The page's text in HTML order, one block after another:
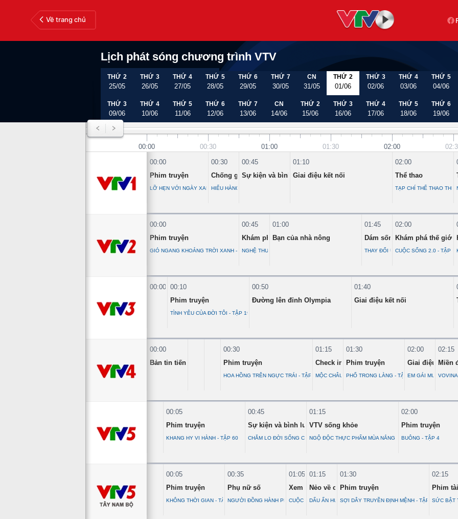
Về trang chủ
Lịch phát sóng chương trình VTV
THỨ 2
25/05
THỨ 3
26/05
THỨ 4
27/05
THỨ 5
28/05
THỨ 6
29/05
THỨ 7
30/05
CN
31/05
THỨ 2
01/06
THỨ 3
02/06
THỨ 4
03/06
THỨ 5
04/06
THỨ 3
09/06
THỨ 4
10/06
THỨ 5
11/06
THỨ 6
12/06
THỨ 7
13/06
CN
14/06
THỨ 2
15/06
THỨ 3
16/06
THỨ 4
17/06
THỨ 5
18/06
THỨ 6
19/06
00:00 00:30 01:00 01:30 02:00
00:00
Phim truyện
LỠ HẸN VỚI NGÀY XANH - TẬP 35
00:30
Chống gian lận-Bảo vệ người dùng
HIỂU HÀNG THẬT TRÁNH HÀNG GIẢ
00:45
Sự kiện và bình luận
01:10
Giai điệu kết nối
02:00
Thể thao
TẠP CHÍ THỂ THAO THẾ
00:00
Phim truyện
GIÓ NGANG KHOẢNG TRỜI XANH - TẬP 7
00:45
Khám phá Việt Nam
NGHỆ THUẬT ĐẤU CHIÊNG CỦA NGƯỜI COR
01:00
Bạn của nhà nông
01:45
Dám sống
THAY ĐỔI ƯỚC MƠ
02:00
Khám phá thế giới
CUỘC SỐNG 2.0 - TẬP 2
00:00 00:10
Phim truyện
TÌNH YÊU CỦA ĐỜI TÔI - TẬP 19
00:50
Đường lên đỉnh Olympia
01:40
Giai điệu kết nối
00:00
Bản tin tiếng Việt 0h
00:30
Phim truyện
HOA HỒNG TRÊN NGỰC TRÁI - TẬP 13
01:15
Check in Việt Nam
MỘC CHÂU - NHỮNG TRẢI NGHIỆM ĐỘC BẢN
01:30
Phim truyện
PHỐ TRONG LÀNG - TẬP 11
02:00
Giai điệu cuộc
EM GÁI MƯỜNG
02:15
Miền
00:05
Phim truyện
KHANG HY VI HÀNH - TẬP 60
00:45
Sự kiện và bình luận
CHĂM LO ĐỜI SỐNG CÔNG NHÂN, NGƯỜI LAO ĐỘNG LÀ NHIỆM VỤ CHÍNH TRỊ
01:15
VTV sống khỏe
NGỘ ĐỘC THỰC PHẨM MÙA NẮNG
02:00
Phim truyện
BUÔNG - TẬP 4
00:05
Phim truyện
KHÔNG THỜI GIAN - TẬP 19
00:35
Phụ nữ số
NGƯỜI ĐỒNG HÀNH PHÍA SAU ỐNG KÍNH
01:05
Xem và nghĩ
CUỘC SỐNG CỦA KHỈ ĐUÔI SÓC
01:15
Nẻo về cội nguồn
DẤU ẤN HƯNG THÁNH QUÁN
01:30
Phim truyện
SỢI DÂY TRUYỀN ĐỊNH MỆNH - TẬP 6
02:15
Phim
SỨC BẬT